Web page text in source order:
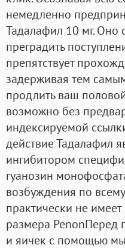
немедленно
Тадалафил 10 мг. Оно
преградить
препятствует
задерживая тем
продлить ваш
возможно без
индексируемой
действие Тадалафил
ингибитором
гуанозин
возбуждения по
практически не
размера PenonПеред
и яичек с помощью